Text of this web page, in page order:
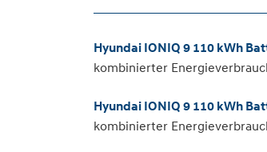
Hyundai IONIQ 9 110 kWh
kombinierter
Hyundai IONIQ 9 110 kWh
kombinierter